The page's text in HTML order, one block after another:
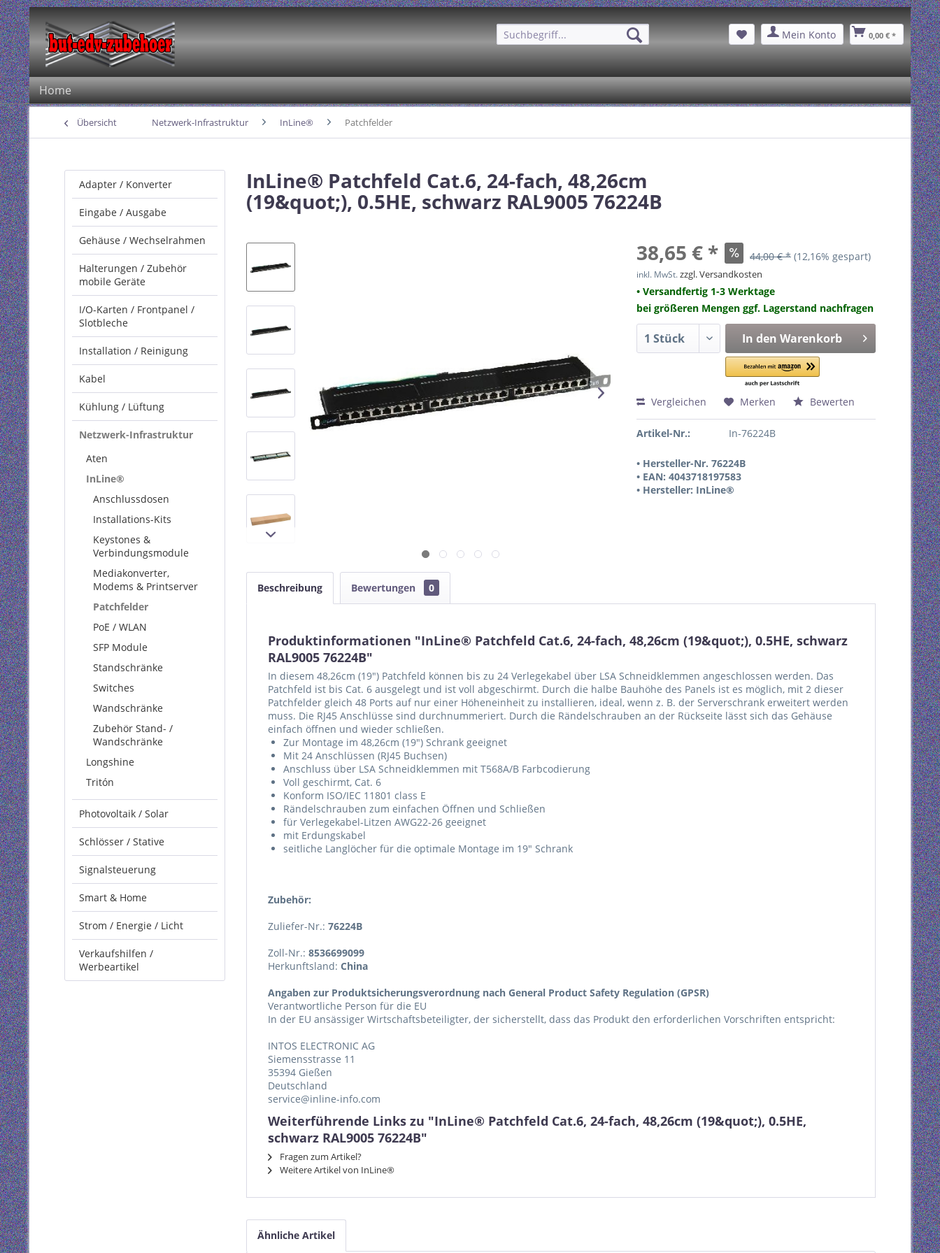
Mein Konto 0,00 € *
Home
Übersicht Netzwerk-Infrastruktur InLine® Patchfelder
Adapter / Konverter
Eingabe / Ausgabe
Gehäuse / Wechselrahmen
Halterungen / Zubehör
mobile Geräte
I/O-Karten / Frontpanel /
Slotbleche
Installation / Reinigung
Kabel
Kühlung / Lüftung
Netzwerk-Infrastruktur
Aten
InLine®
Anschlussdosen
Installations-Kits
Keystones &
Verbindungsmodule
Mediakonverter,
Modems & Printserver
Patchfelder
PoE / WLAN
SFP Module
Standschränke
Switches
Wandschränke
Zubehör Stand- /
Wandschränke
Longshine
Tritón
Photovoltaik / Solar
Schlösser / Stative
Signalsteuerung
Smart & Home
Strom / Energie / Licht
Verkaufshilfen /
Werbeartikel
InLine® Patchfeld Cat.6, 24-fach, 48,26cm
(19&quot;), 0.5HE, schwarz RAL9005 76224B
38,65 € *
44,00 € * (12,16% gespart)
inkl. MwSt.zzgl. Versandkosten
• Versandfertig 1-3 Werktage
bei größeren Mengen ggf. Lagerstand nachfragen
In den Warenkorb
Vergleichen Merken Bewerten
Artikel-Nr.: In-76224B
• Hersteller-Nr. 76224B
• EAN: 4043718197583
• Hersteller: InLine®
Beschreibung Bewertungen 0
Produktinformationen "InLine® Patchfeld Cat.6, 24-fach, 48,26cm (19&quot;), 0.5HE, schwarz
RAL9005 76224B"
In diesem 48,26cm (19") Patchfeld können bis zu 24 Verlegekabel über LSA Schneidklemmen angeschlossen werden. Das
Patchfeld ist bis Cat. 6 ausgelegt und ist voll abgeschirmt. Durch die halbe Bauhöhe des Panels ist es möglich, mit 2 dieser
Patchfelder gleich 48 Ports auf nur einer Höheneinheit zu installieren, ideal, wenn z. B. der Serverschrank erweitert werden
muss. Die RJ45 Anschlüsse sind durchnummeriert. Durch die Rändelschrauben an der Rückseite lässt sich das Gehäuse
einfach öffnen und wieder schließen.
Zur Montage im 48,26cm (19") Schrank geeignet
Mit 24 Anschlüssen (RJ45 Buchsen)
Anschluss über LSA Schneidklemmen mit T568A/B Farbcodierung
Voll geschirmt, Cat. 6
Konform ISO/IEC 11801 class E
Rändelschrauben zum einfachen Öffnen und Schließen
für Verlegekabel-Litzen AWG22-26 geeignet
mit Erdungskabel
seitliche Langlöcher für die optimale Montage im 19" Schrank
Zubehör:
Zuliefer-Nr.: 76224B
Zoll-Nr.: 8536699099
Herkunftsland: China
Angaben zur Produktsicherungsverordnung nach General Product Safety Regulation (GPSR)
Verantwortliche Person für die EU
In der EU ansässiger Wirtschaftsbeteiligter, der sicherstellt, dass das Produkt den erforderlichen Vorschriften entspricht:
INTOS ELECTRONIC AG
Siemensstrasse 11
35394 Gießen
Deutschland
service@inline-info.com
Weiterführende Links zu "InLine® Patchfeld Cat.6, 24-fach, 48,26cm (19&quot;), 0.5HE,
schwarz RAL9005 76224B"
Fragen zum Artikel?
Weitere Artikel von InLine®
Ähnliche Artikel